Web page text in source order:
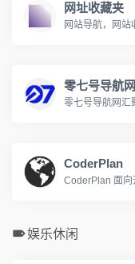
网址收藏夹
零七号导航网
CoderPlan
娱乐休闲